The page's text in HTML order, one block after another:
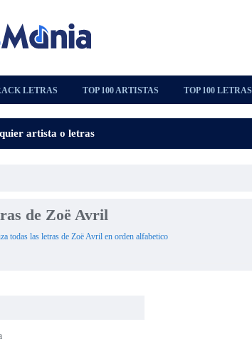
LETRAS TOP 100 ARTISTAS TOP 100 LETRAS
de Zoë Avril
todas las letras de Zoë Avril en orden alfabetico